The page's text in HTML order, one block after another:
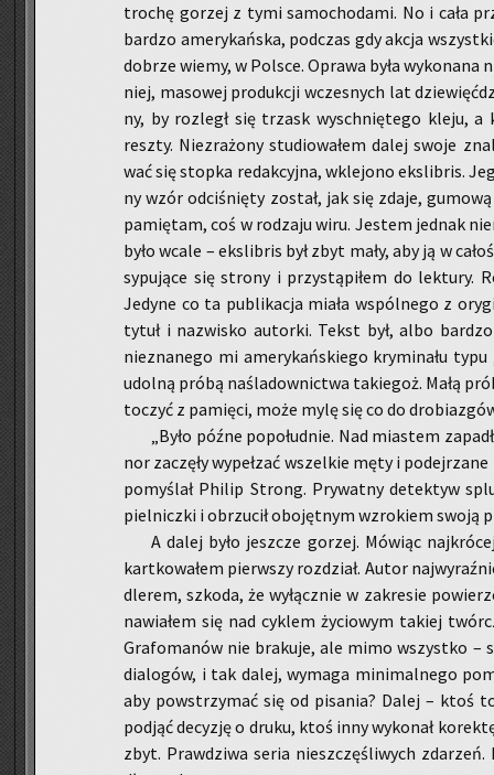
tro­chę go­rzej z tymi sa­mo­cho­da­mi. No i cała
bar­dzo ame­ry­kań­ska, pod­czas gdy akcja
do­brze wiemy, w Pol­sce. Opra­wa była
niej, ma­so­wej pro­duk­cji wcze­snych lat
ny, by roz­legł się trzask wy­schnię­te­go kleju, a
resz­ty. Nie­zra­żo­ny stu­dio­wa­łem dalej swoje
wać się stop­ka re­dak­cyj­na, wkle­jo­no eks­li­bris.
ny wzór od­ci­śnię­ty zo­stał, jak się zdaje,
pa­mię­tam, coś w ro­dza­ju wiru. Je­stem jed­nak
było wcale – eks­li­bris był zbyt mały, aby ją w
sy­pu­ją­ce się stro­ny i przy­stą­pi­łem do lek­tu­ry.
Je­dy­ne co ta pu­bli­ka­cja miała wspól­ne­go z
tytuł i na­zwi­sko au­tor­ki. Tekst był, albo
nie­zna­ne­go mi ame­ry­kań­skie­go kry­mi­na­łu
udol­ną próbą na­śla­dow­nic­twa ta­kie­goż. Małą
to­czyć z pa­mię­ci, może mylę się co do
„Było późne po­po­łu­dnie. Nad mia­stem
nor za­czę­ły wy­peł­zać wszel­kie męty i
po­my­ślał Phi­lip Strong. Pry­wat­ny de­tek­tyw
piel­nicz­ki i ob­rzu­cił obo­jęt­nym wzro­kiem swoją
A dalej było jesz­cze go­rzej. Mó­wiąc
kart­ko­wa­łem pierw­szy roz­dział. Autor
dle­rem, szko­da, że wy­łącz­nie w za­kre­sie
na­wia­łem się nad cy­klem ży­cio­wym ta­kiej
Gra­fo­ma­nów nie bra­ku­je, ale mimo wszyst­ko –
dia­lo­gów, i tak dalej, wy­ma­ga mi­ni­mal­ne­go
aby po­wstrzy­mać się od pi­sa­nia? Dalej – ktoś
pod­jąć de­cy­zję o druku, ktoś inny wy­ko­nał
zbyt. Praw­dzi­wa seria nie­szczę­śli­wych